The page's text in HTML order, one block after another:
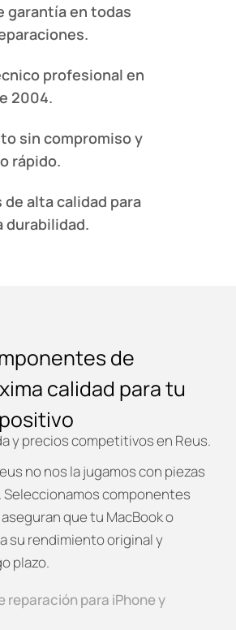
garantía en todas
profesional en
2004.
sin compromiso y
rápido.
alta calidad para
durabilidad.
de
calidad para tu
y precios competitivos en Reus.
no nos la jugamos con piezas
Seleccionamos componentes
que tu MacBook o
su rendimiento original y
plazo.
reparación para iPhone y